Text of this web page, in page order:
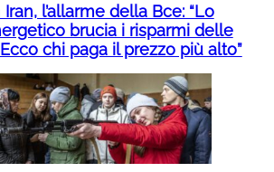
l’allarme della Bce: “Lo
brucia i risparmi delle
chi paga il prezzo più alto”